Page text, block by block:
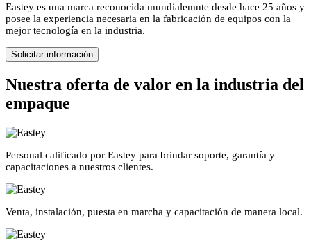
Eastey es una marca reconocida mundialemnte desde hace 25 años y
posee la experiencia necesaria en la fabricación de equipos con la
mejor tecnología en la industria.
Solicitar información
Nuestra oferta de valor en la industria del
empaque
Personal calificado por Eastey para brindar soporte, garantía y
capacitaciones a nuestros clientes.
Venta, instalación, puesta en marcha y capacitación de manera local.